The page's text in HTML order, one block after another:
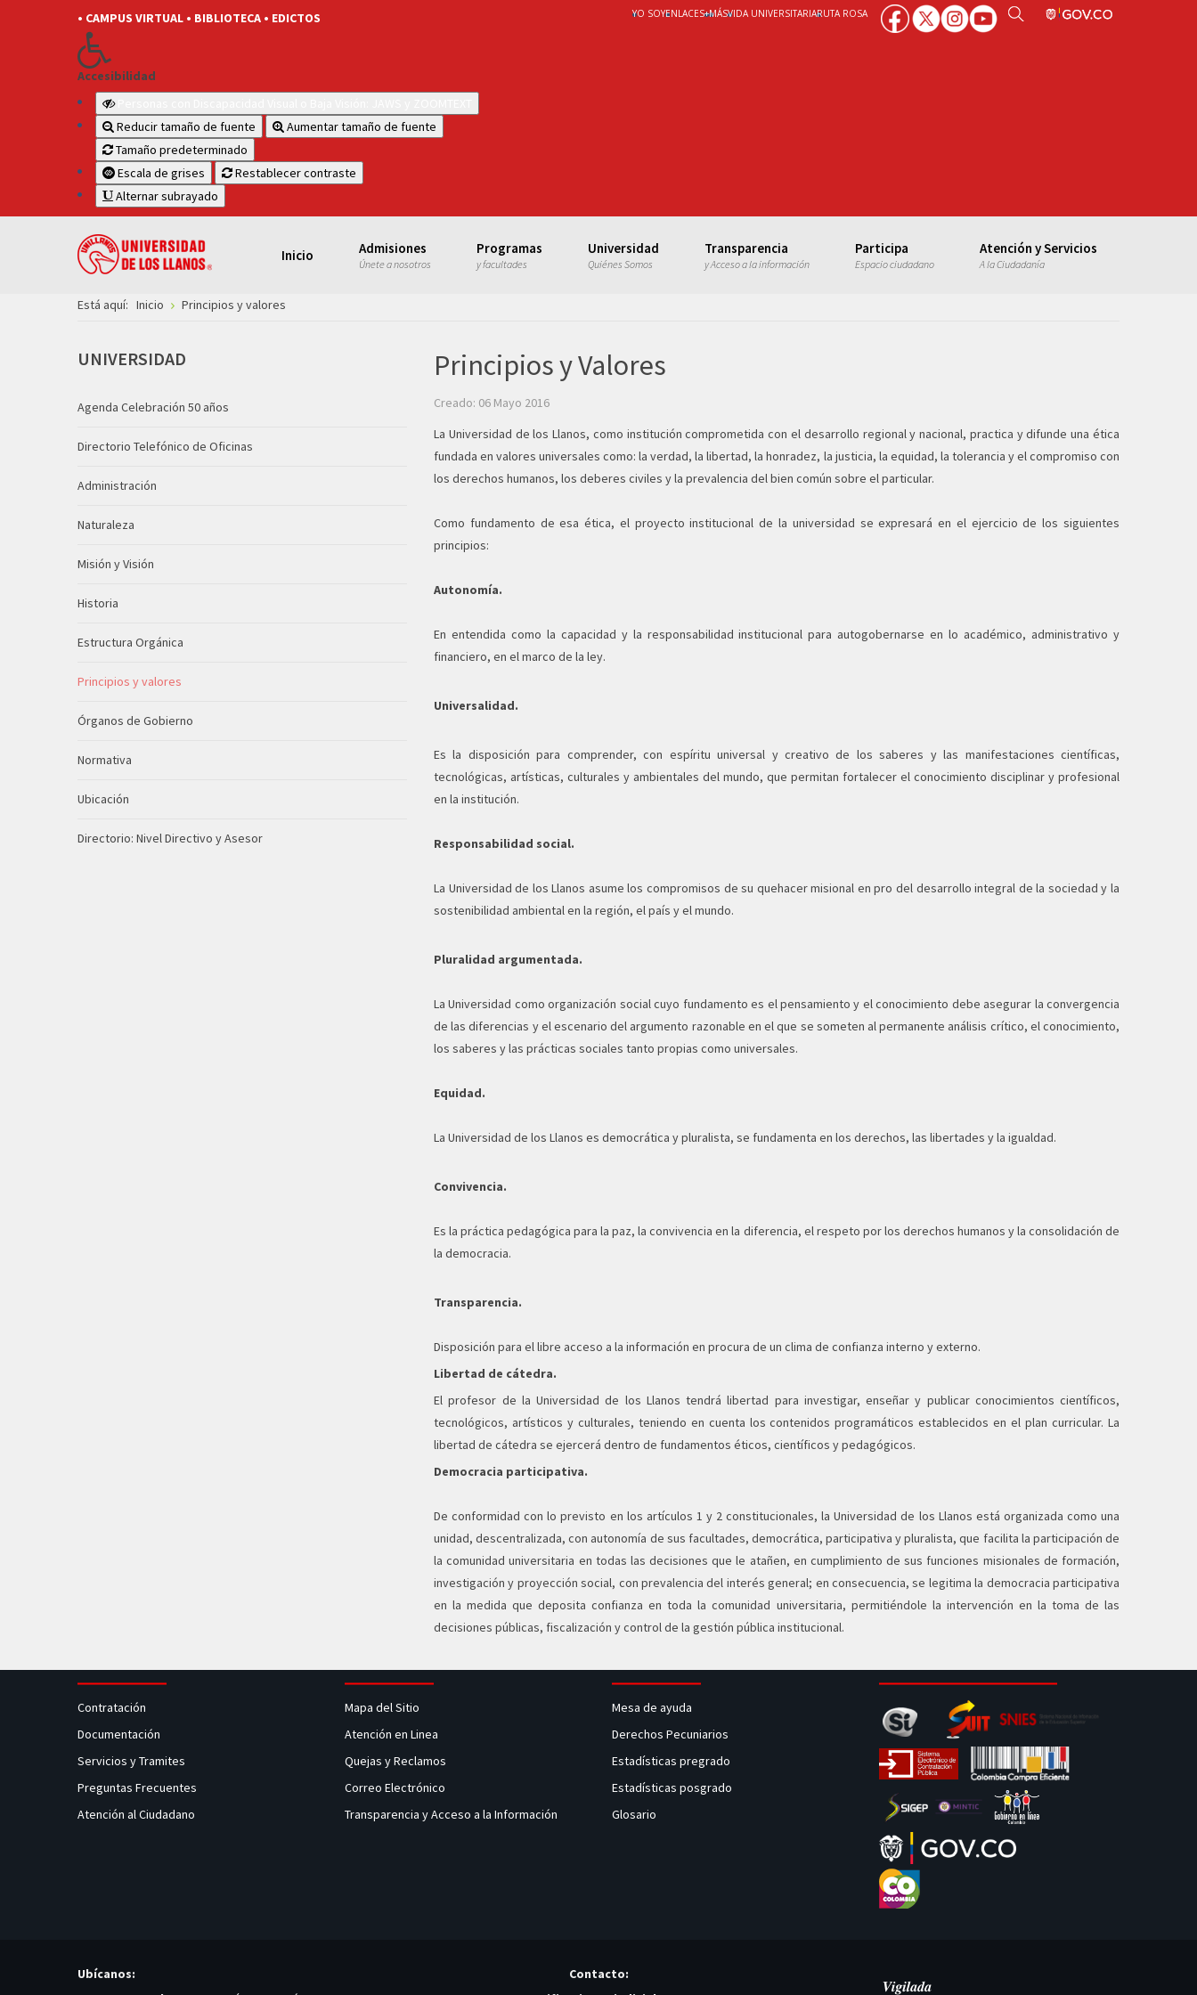
• CAMPUS VIRTUAL • BIBLIOTECA • EDICTOS
Accesibilidad
Reducir tamaño de fuente
Aumentar tamaño de fuente
Tamaño predeterminado
Escala de grises
Restablecer contraste
Alternar subrayado
YO SOYENLACES+MÁSVIDA UNIVERSITARIARUTA ROSA
Inicio Admisiones
Únete a nosotros
Programas
y facultades
Universidad
Quiénes Somos
Transparencia
y Acceso a la información
Participa
Espacio ciudadano
Atención y Servicios
A la Ciudadanía
Está aquí: Inicio Principios y valores
Principios y Valores
Creado: 06 Mayo 2016
La Universidad de los Llanos, como institución comprometida con el desarrollo regional y nacional, practica y difunde una ética
fundada en valores universales como: la verdad, la libertad, la honradez, la justicia, la equidad, la tolerancia y el compromiso con
los derechos humanos, los deberes civiles y la prevalencia del bien común sobre el particular.
Como fundamento de esa ética, el proyecto institucional de la universidad se expresará en el ejercicio de los siguientes
principios:
Autonomía.
En entendida como la capacidad y la responsabilidad institucional para autogobernarse en lo académico, administrativo y
financiero, en el marco de la ley.
Universalidad.
Es la disposición para comprender, con espíritu universal y creativo de los saberes y las manifestaciones científicas,
tecnológicas, artísticas, culturales y ambientales del mundo, que permitan fortalecer el conocimiento disciplinar y profesional
en la institución.
Responsabilidad social.
La Universidad de los Llanos asume los compromisos de su quehacer misional en pro del desarrollo integral de la sociedad y la
sostenibilidad ambiental en la región, el país y el mundo.
Pluralidad argumentada.
La Universidad como organización social cuyo fundamento es el pensamiento y el conocimiento debe asegurar la convergencia
de las diferencias y el escenario del argumento razonable en el que se someten al permanente análisis crítico, el conocimiento,
los saberes y las prácticas sociales tanto propias como universales.
Equidad.
La Universidad de los Llanos es democrática y pluralista, se fundamenta en los derechos, las libertades y la igualdad.
Convivencia.
Es la práctica pedagógica para la paz, la convivencia en la diferencia, el respeto por los derechos humanos y la consolidación de
la democracia.
Transparencia.
Disposición para el libre acceso a la información en procura de un clima de confianza interno y externo.
Libertad de cátedra.
El profesor de la Universidad de los Llanos tendrá libertad para investigar, enseñar y publicar conocimientos científicos,
tecnológicos, artísticos y culturales, teniendo en cuenta los contenidos programáticos establecidos en el plan curricular. La
libertad de cátedra se ejercerá dentro de fundamentos éticos, científicos y pedagógicos.
Democracia participativa.
De conformidad con lo previsto en los artículos 1 y 2 constitucionales, la Universidad de los Llanos está organizada como una
unidad, descentralizada, con autonomía de sus facultades, democrática, participativa y pluralista, que facilita la participación de
la comunidad universitaria en todas las decisiones que le atañen, en cumplimiento de sus funciones misionales de formación,
investigación y proyección social, con prevalencia del interés general; en consecuencia, se legitima la democracia participativa
en la medida que deposita confianza en toda la comunidad universitaria, permitiéndole la intervención en la toma de las
decisiones públicas, fiscalización y control de la gestión pública institucional.
UNIVERSIDAD
Agenda Celebración 50 años
Directorio Telefónico de Oficinas
Administración
Naturaleza
Misión y Visión
Historia
Estructura Orgánica
Principios y valores
Órganos de Gobierno
Normativa
Ubicación
Directorio: Nivel Directivo y Asesor
Contratación
Documentación
Servicios y Tramites
Preguntas Frecuentes
Atención al Ciudadano
Mapa del Sitio
Atención en Linea
Quejas y Reclamos
Correo Electrónico
Transparencia y Acceso a la Información
Mesa de ayuda
Derechos Pecuniarios
Estadísticas pregrado
Estadísticas posgrado
Glosario
Ubícanos:
Contacto: